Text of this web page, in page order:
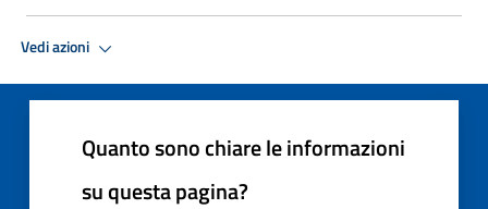
Vedi azioni
Quanto sono chiare le informazioni
su questa pagina?